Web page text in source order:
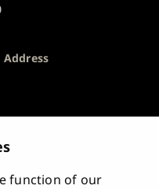
function of our
& Information